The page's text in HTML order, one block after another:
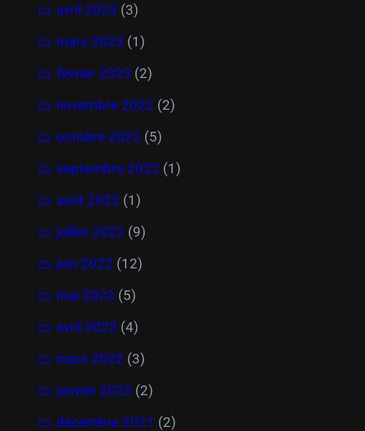
avril 2023 (3)
mars 2023 (1)
février 2023 (2)
novembre 2022 (2)
octobre 2022 (5)
septembre 2022 (1)
août 2022 (1)
juillet 2022 (9)
juin 2022 (12)
mai 2022 (5)
avril 2022 (4)
mars 2022 (3)
janvier 2022 (2)
décembre 2021 (2)